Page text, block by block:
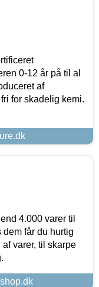
0-12 år på til al
af
for skadelig kemi.
4.000 varer til
dem får du hurtig
varer, til skarpe